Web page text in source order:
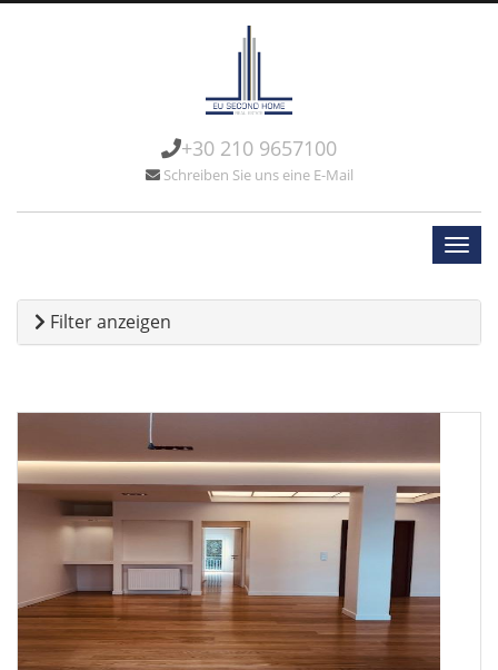
+30 210 9657100
Schreiben Sie uns eine E-Mail
Filter anzeigen